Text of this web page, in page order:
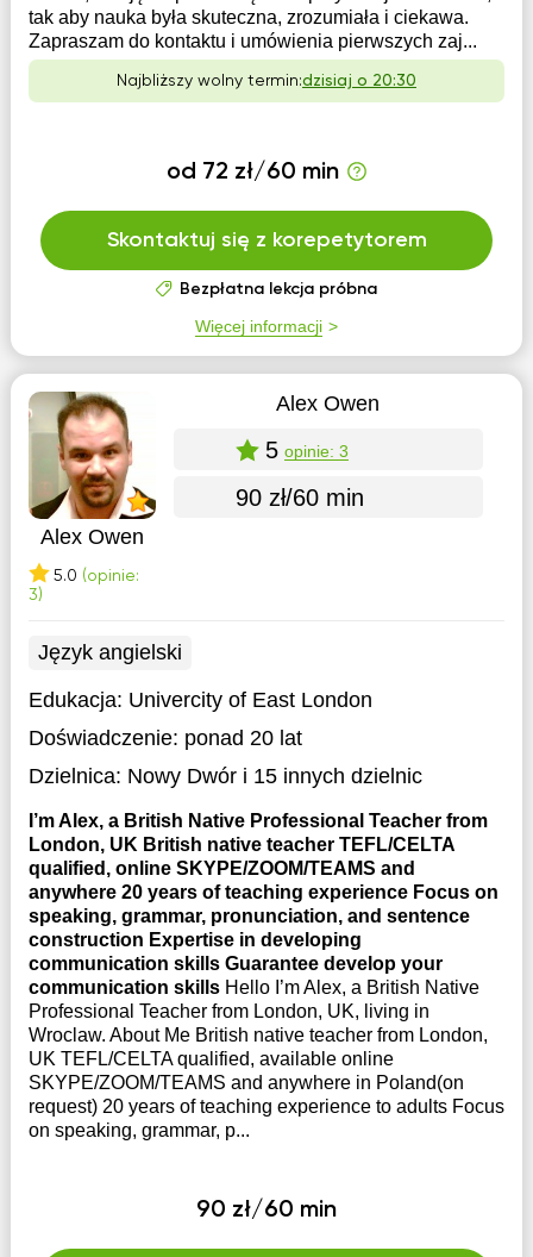
tak aby nauka była skuteczna, zrozumiała i ciekawa.
Zapraszam do kontaktu i umówienia pierwszych zaj...
Najbliższy wolny termin:dzisiaj o 20:30
od 72 zł/60 min
Skontaktuj się z korepetytorem
Bezpłatna lekcja próbna
Więcej informacji
Alex Owen
5.0 (opinie:
3)
Alex Owen
5 opinie: 3
90 zł/60 min
Język angielski
Edukacja: Univercity of East London
Doświadczenie: ponad 20 lat
Dzielnica: Nowy Dwóri 15 innych dzielnic
I’m Alex, a British Native Professional Teacher from
London, UK British native teacher TEFL/CELTA
qualified, online SKYPE/ZOOM/TEAMS and
anywhere 20 years of teaching experience Focus on
speaking, grammar, pronunciation, and sentence
construction Expertise in developing
communication skills Guarantee develop your
communication skills Hello I’m Alex, a British Native
Professional Teacher from London, UK, living in
Wroclaw. About Me British native teacher from London,
UK TEFL/CELTA qualified, available online
SKYPE/ZOOM/TEAMS and anywhere in Poland(on
request) 20 years of teaching experience to adults Focus
on speaking, grammar, p...
90 zł/60 min